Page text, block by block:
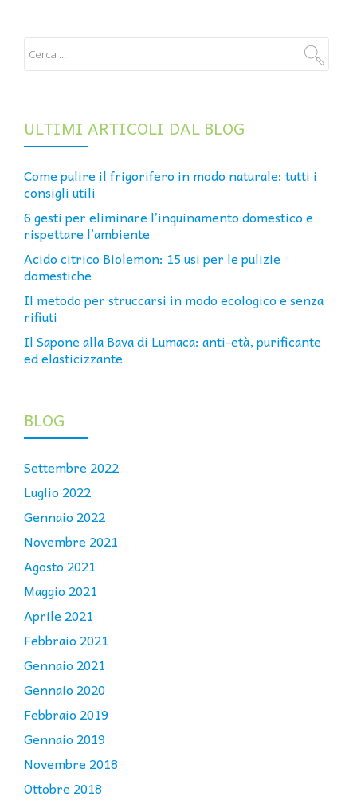
ULTIMI ARTICOLI DAL BLOG
Come pulire il frigorifero in modo naturale: tutti i
consigli utili
6 gesti per eliminare l’inquinamento domestico e
rispettare l’ambiente
Acido citrico Biolemon: 15 usi per le pulizie
domestiche
Il metodo per struccarsi in modo ecologico e senza
rifiuti
Il Sapone alla Bava di Lumaca: anti-età, purificante
ed elasticizzante
BLOG
Settembre 2022
Luglio 2022
Gennaio 2022
Novembre 2021
Agosto 2021
Maggio 2021
Aprile 2021
Febbraio 2021
Gennaio 2021
Gennaio 2020
Febbraio 2019
Gennaio 2019
Novembre 2018
Ottobre 2018